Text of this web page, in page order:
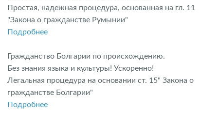
Простая, надежная процедура, основанная на гл. 11
"Закона о гражданстве Румынии"
Подробнее
Гражданство Болгарии по происхождению.
Без знания языка и культуры! Ускоренно!
Легальная процедура на основании ст. 15" Закона о
гражданстве Болгарии"
Подробнее